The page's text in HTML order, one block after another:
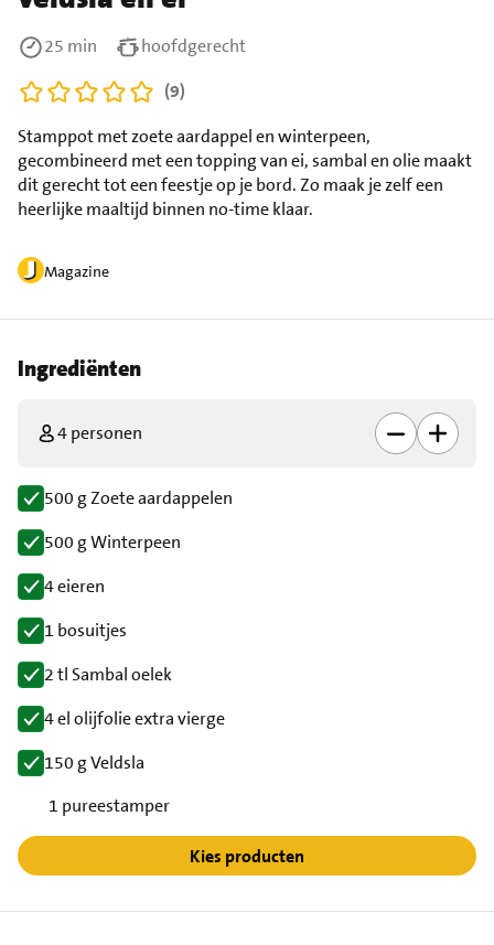
Magazine
Stamppot met zoete aardappel en winterpeen,
gecombineerd met een topping van ei, sambal en olie maakt
dit gerecht tot een feestje op je bord. Zo maak je zelf een
heerlijke maaltijd binnen no-time klaar.
25 min
hoofdgerecht
(9)
Ingrediënten
4 personen
500 g Zoete aardappelen
500 g Winterpeen
4 eieren
1 bosuitjes
2 tl Sambal oelek
4 el olijfolie extra vierge
150 g Veldsla
1 pureestamper
Kies producten